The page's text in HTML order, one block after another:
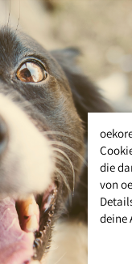
die
von
deine